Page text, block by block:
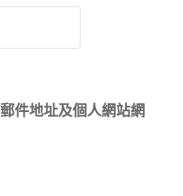
件地址及個人網站網